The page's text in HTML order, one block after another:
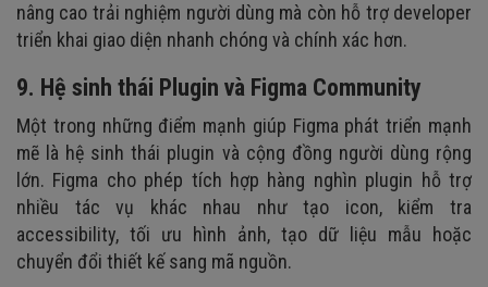
nâng cao trải nghiệm người dùng mà còn hỗ trợ developer
triển khai giao diện nhanh chóng và chính xác hơn.
9. Hệ sinh thái Plugin và Figma Community
Một trong những điểm mạnh giúp Figma phát triển mạnh
mẽ là hệ sinh thái plugin và cộng đồng người dùng rộng
lớn. Figma cho phép tích hợp hàng nghìn plugin hỗ trợ
nhiều tác vụ khác nhau như tạo icon, kiểm tra
accessibility, tối ưu hình ảnh, tạo dữ liệu mẫu hoặc
chuyển đổi thiết kế sang mã nguồn.